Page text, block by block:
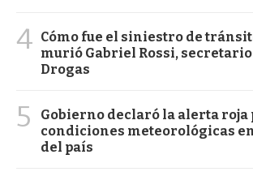
4 Cómo fue el siniestro de
murió Gabriel Rossi,
Drogas
5
Gobierno declaró la alerta roja
condiciones meteorológicas
del país